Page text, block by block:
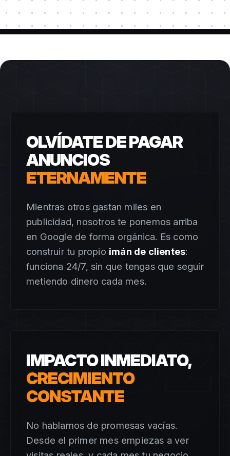
01
OLVÍDATE DE PAGAR
ANUNCIOS
ETERNAMENTE
Mientras otros gastan miles en
publicidad, nosotros te ponemos arriba
en Google de forma orgánica. Es como
construir tu propio imán de clientes:
funciona 24/7, sin que tengas que seguir
metiendo dinero cada mes.
02
IMPACTO INMEDIATO,
CRECIMIENTO
CONSTANTE
No hablamos de promesas vacías.
Desde el primer mes empiezas a ver